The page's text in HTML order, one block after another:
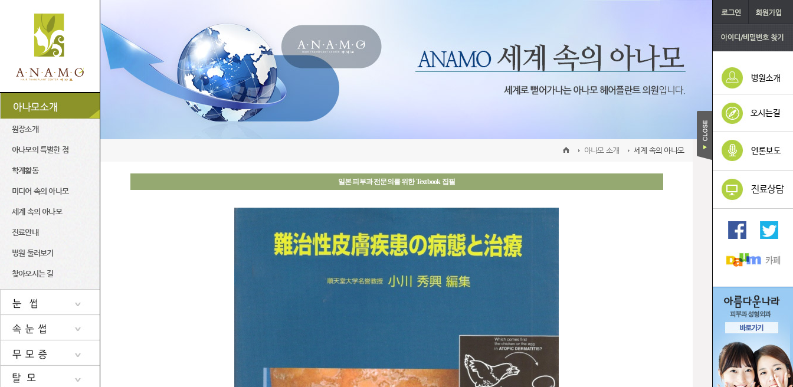
원장소개
아나모의 특별한 점
학계활동
미디어 속의 아나모
세계 속의 아나모
진료안내
병원 둘러보기
찾아오시는 길
수술 전후 사진
눈썹이식 수술과정
수술 전후 사진
아나모의 특별한 점
음부 모발이식
세계 속의 아나모
아나모 소개
일본 피부과 전문의를 위한 Textbook 집필